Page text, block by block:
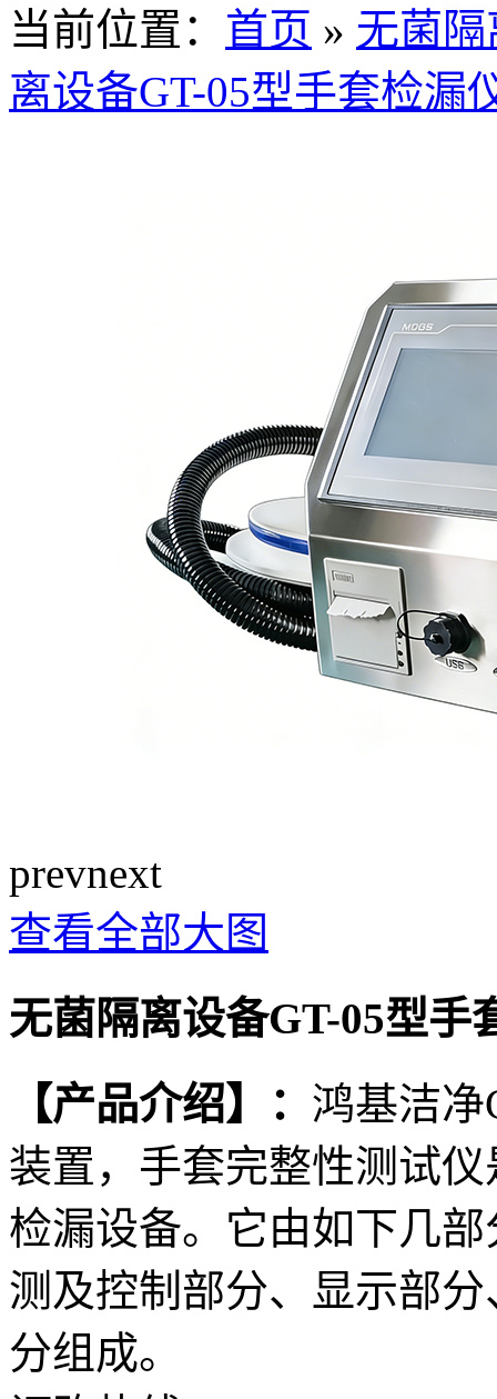
当前位置： 首页 » 无菌
离设备GT-05型手套检漏
prevnext
查看全部大图
无菌隔离设备GT-05型手
【产品介绍】： 鸿基洁净
装置，手套完整性测试
检漏设备。它由如下几
测及控制部分、显示部
分组成。